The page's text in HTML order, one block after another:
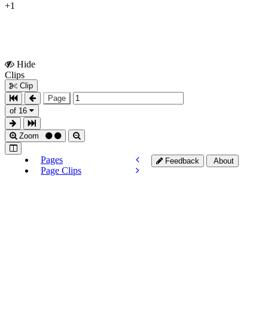
+1
Hide
Clips
Clip
Page
of 16
Zoom
Pages
Page Clips
Feedback About